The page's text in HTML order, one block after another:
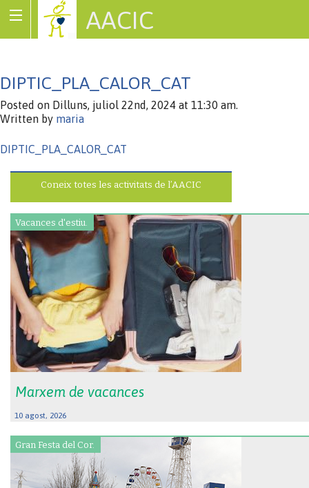
AACIC
DIPTIC_PLA_CALOR_CAT
Posted on Dilluns, juliol 22nd, 2024 at 11:30 am.
Written by maria
DIPTIC_PLA_CALOR_CAT
Coneix totes les activitats de l’AACIC
Vacances d'estiu.
Marxem de vacances
10 agost, 2026
Gran Festa del Cor.